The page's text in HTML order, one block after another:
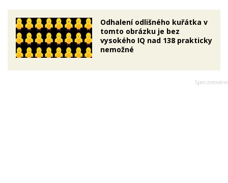
Odhalení odlišného kuřátka v
tomto obrázku je bez
vysokého IQ nad 138 prakticky
nemožné